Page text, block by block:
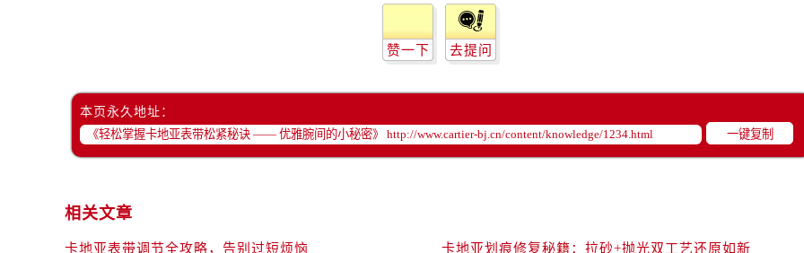
赞一下 去提问
本页永久地址：
一键复制
相关文章
卡地亚表带调节全攻略，告别过短烦恼 卡地亚划痕修复秘籍：拉砂+抛光双工艺还原如新